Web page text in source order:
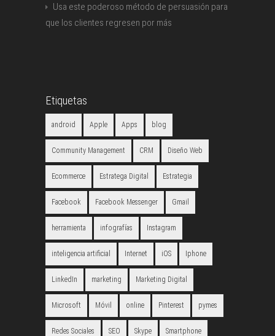
Usa este poderoso método de persuasión para
que los clientes regresen por más
Etiquetas
android Apple Apps blog
Community Management CRM Diseño Web
Ecommerce Estratega Digital Estrategia
Facebook Facebook Messenger Gmail
herramienta infografías Instagram
inteligencia artificial Internet iOS Iphone
LinkedIn marketing Marketing Digital
Microsoft Móvil online Pinterest pymes
Redes Sociales SEO Skype Smartphone